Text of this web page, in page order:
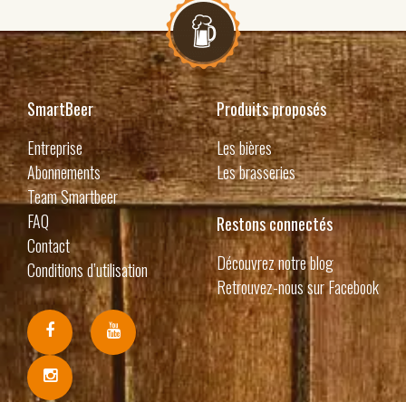
SmartBeer
Entreprise
Abonnements
Team Smartbeer
FAQ
Contact
Conditions d’utilisation
Produits proposés
Les bières
Les brasseries
Restons connectés
Découvrez notre blog
Retrouvez-nous sur Facebook